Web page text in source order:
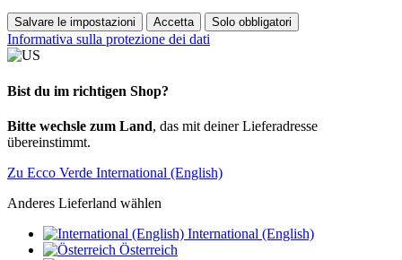
Salvare le impostazioni Accetta Solo obbligatori
Informativa sulla protezione dei dati
Bist du im richtigen Shop?
Bitte wechsle zum Land, das mit deiner Lieferadresse
übereinstimmt.
Zu Ecco Verde International (English)
Anderes Lieferland wählen
International (English)
Österreich